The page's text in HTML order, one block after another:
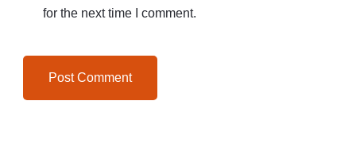
for the next time I comment.